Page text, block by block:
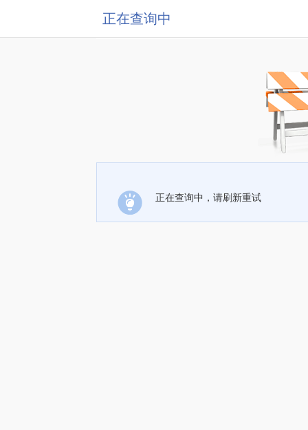
正在查询中
正在查询中，请刷新重试